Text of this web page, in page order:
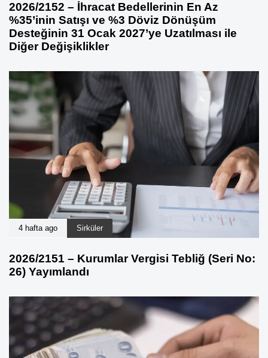
2026/2152 – İhracat Bedellerinin En Az
%35’inin Satışı ve %3 Döviz Dönüşüm
Desteğinin 31 Ocak 2027’ye Uzatılması ile
Diğer Değişiklikler
4 hafta ago Sirküler
2026/2151 – Kurumlar Vergisi Tebliğ (Seri No:
26) Yayımlandı